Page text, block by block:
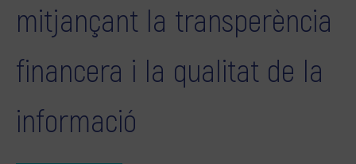
mitjançant la transperència
financera i la qualitat de la
informació